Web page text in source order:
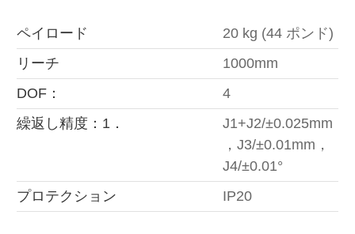
ペイロード
20 kg (44 ポンド)
リーチ
1000mm
DOF：
4
繰返し精度：1．
J1+J2/±0.025mm
，J3/±0.01mm，
J4/±0.01°
プロテクション
IP20